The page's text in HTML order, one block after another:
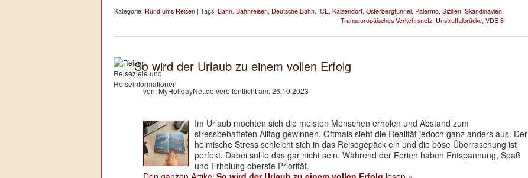
Kategorie: Rund ums Reisen | Tags: Bahn, Bahnreisen, Deutsche Bahn, ICE, Kalzendorf, Osterbergtunnel, Palermo, Sizilien, Skandinavien,
Transeuropäisches Verkehrsnetz, Unstruttalbrücke, VDE 8
So wird der Urlaub zu einem vollen Erfolg
von: MyHolidayNet.de veröffentlicht am: 26.10.2023
Im Urlaub möchten sich die meisten Menschen erholen und Abstand zum
stressbehafteten Alltag gewinnen. Oftmals sieht die Realität jedoch ganz anders aus. Der
heimische Stress schleicht sich in das Reisegepäck ein und die böse Überraschung ist
perfekt. Dabei sollte das gar nicht sein. Während der Ferien haben Entspannung, Spaß
und Erholung oberste Priorität.